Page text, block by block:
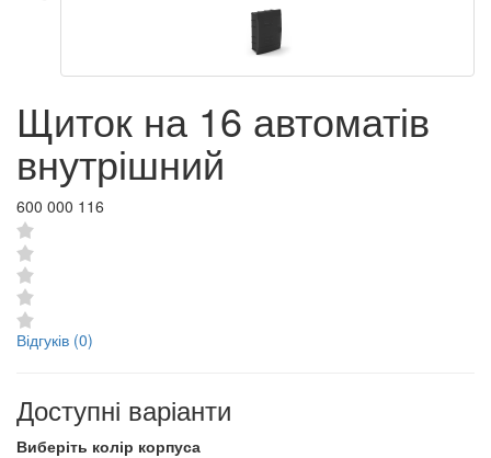
Щиток на 16 автоматів
внутрішний
600 000 116
Відгуків (0)
Доступні варіанти
Виберіть колір корпуса